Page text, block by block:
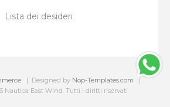
Lista dei desideri
Designed by Nop-Templates.com
Nautica East Wind. Tutti i diritti riservati